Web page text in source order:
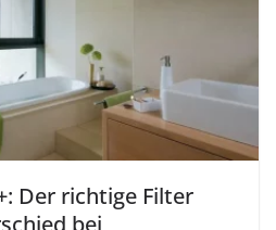
Der richtige Filter